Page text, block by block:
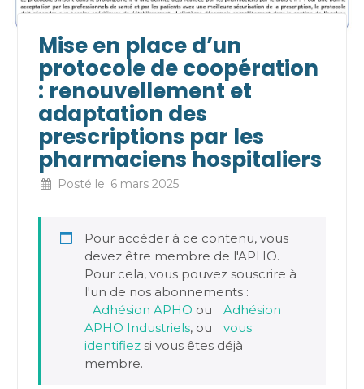
Mise en place d’un
protocole de coopération
: renouvellement et
adaptation des
prescriptions par les
pharmaciens hospitaliers
Posté le 6 mars 2025
Pour accéder à ce contenu, vous
devez être membre de l'APHO.
Pour cela, vous pouvez souscrire à
l'un de nos abonnements :
Adhésion APHO ou
Adhésion
APHO Industriels, ou
vous
identifiezsi vous êtes déjà
membre.